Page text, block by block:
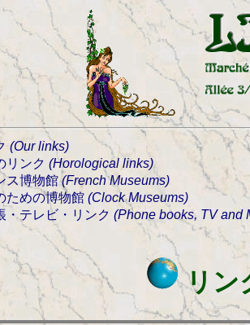
(Our links)
リンク (Horological links)
ス博物館(French Museums)
ための博物館(Clock Museums)
・テレビ・リンク (Phone books, TV and
リン